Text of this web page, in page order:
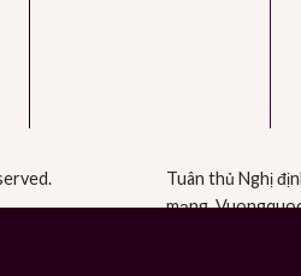
Tuân thủ Nghị
mạng.